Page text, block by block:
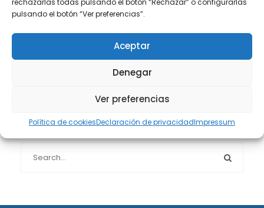
pulsando el botón “Ver preferencias”.
Aceptar
Denegar
Ver preferencias
Política de cookiesDeclaración de privacidadImpressum
Protección de datos(40)
Buscador de artículos